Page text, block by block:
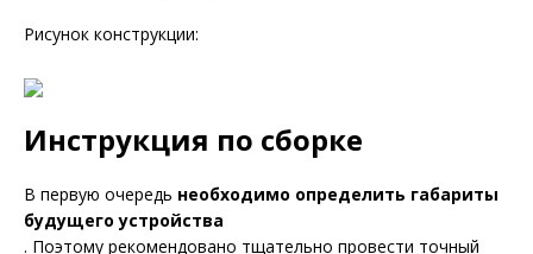
Рисунок конструкции:
Инструкция по сборке
В первую очередь необходимо определить габариты
будущего устройства
. Поэтому рекомендовано тщательно провести точный